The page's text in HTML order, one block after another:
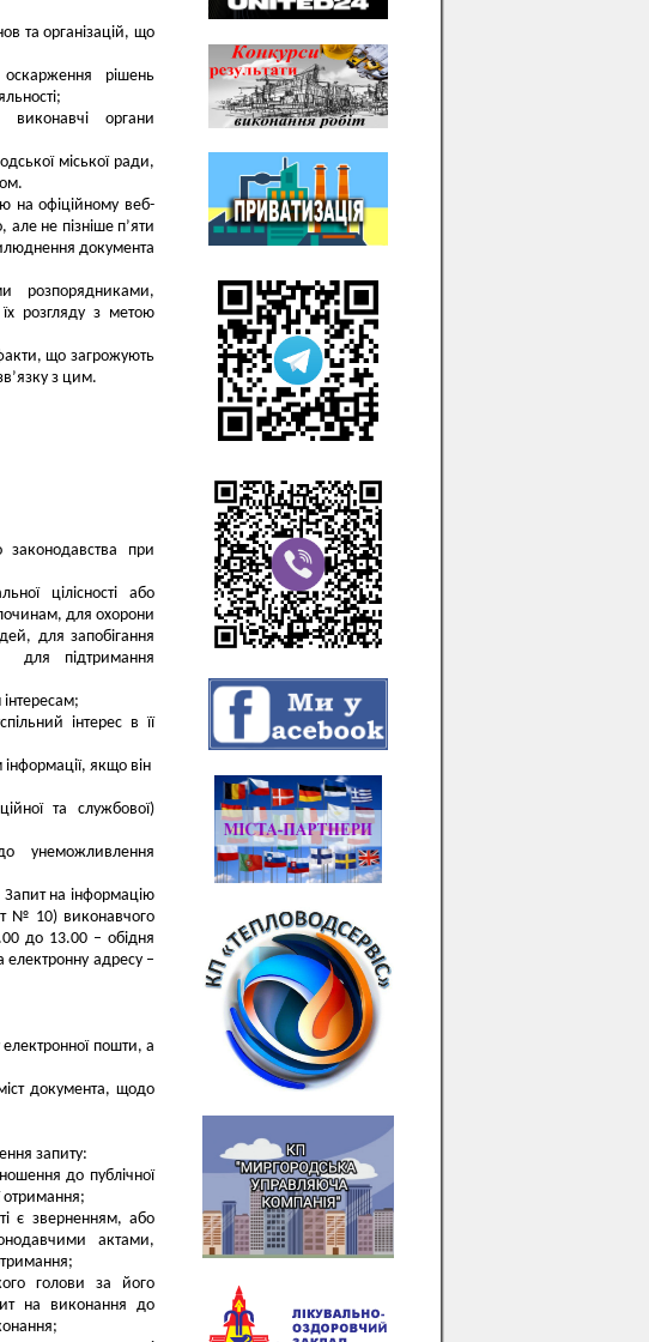
та організацій, що
рішень
органи
міської ради,
на офіційному веб-
але не пізніше п’яти
документа
розпорядниками,
розгляду з метою
що загрожують
з цим.
законодавства при
цілісності або
для охорони
для запобігання
для підтримання
інтерес в її
якщо він
та службової)
унеможливлення
на інформацію
№ 10) виконавчого
до 13.00 – обідня
адресу –
пошти, а
документа, щодо
запиту:
до публічної
отримання;
є зверненням, або
актами,
голови за його
на виконання до